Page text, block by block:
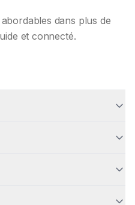
dans plus de
et connecté.